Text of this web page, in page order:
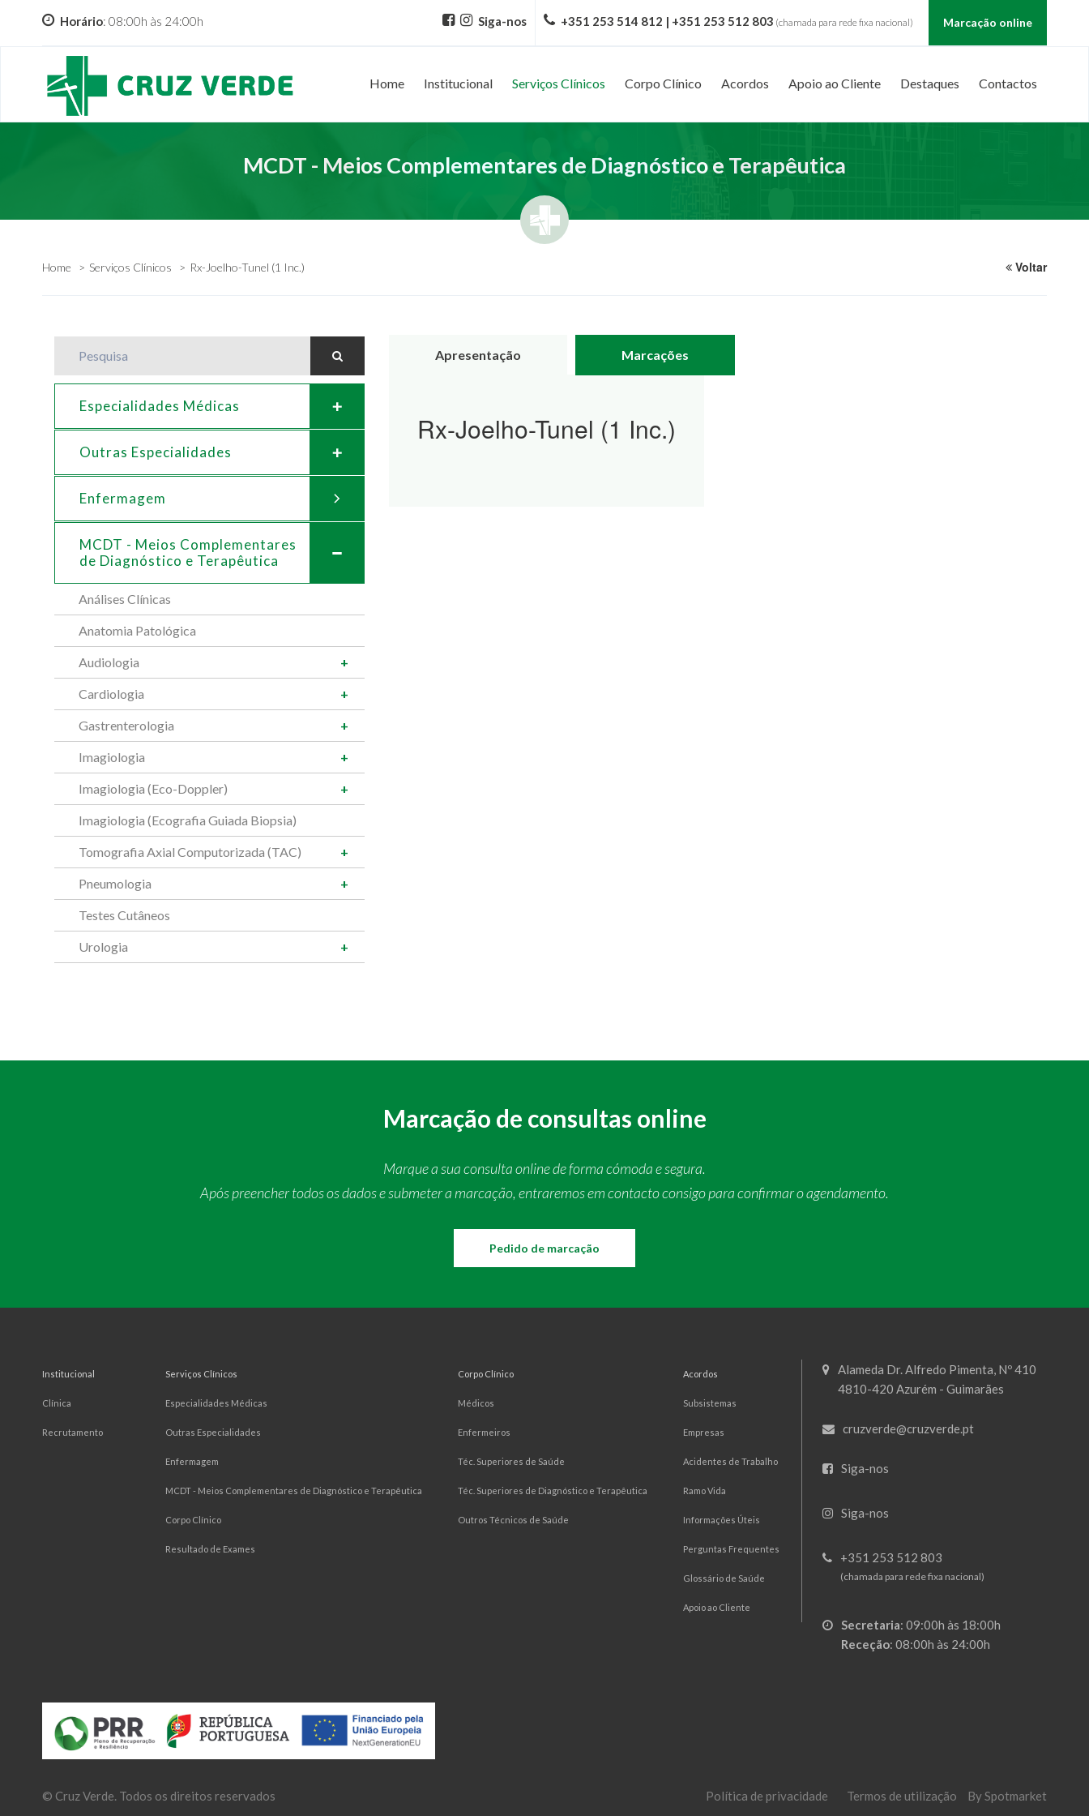
Horário: 08:00h às 24:00h Siga-nos +351 253 514 812 | +351 253 512 803 (chamada para rede fixa nacional) Marcação online
Home Institucional Serviços Clínicos Corpo Clínico Acordos Apoio ao Cliente Destaques Contactos
MCDT - Meios Complementares de Diagnóstico e Terapêutica
Home Serviços Clínicos Rx-Joelho-Tunel (1 Inc.) Voltar
Especialidades Médicas
Outras Especialidades
Enfermagem
MCDT - Meios Complementares
de Diagnóstico e Terapêutica
Análises Clínicas
Anatomia Patológica
Audiologia
Cardiologia
Gastrenterologia
Imagiologia
Imagiologia (Eco-Doppler)
Imagiologia (Ecografia Guiada Biopsia)
Tomografia Axial Computorizada (TAC)
Pneumologia
Testes Cutâneos
Urologia
Apresentação Marcações
Rx-Joelho-Tunel (1 Inc.)
Marcação de consultas online
Marque a sua consulta online de forma cómoda e segura.
Após preencher todos os dados e submeter a marcação, entraremos em contacto consigo para confirmar o agendamento.
Pedido de marcação
Institucional
Clínica
Recrutamento
Serviços Clínicos
Especialidades Médicas
Outras Especialidades
Enfermagem
MCDT - Meios Complementares de Diagnóstico e Terapêutica
Corpo Clínico
Resultado de Exames
Corpo Clínico
Médicos
Enfermeiros
Téc. Superiores de Saúde
Téc. Superiores de Diagnóstico e Terapêutica
Outros Técnicos de Saúde
Acordos
Subsistemas
Empresas
Acidentes de Trabalho
Ramo Vida
Informações Úteis
Perguntas Frequentes
Glossário de Saúde
Apoio ao Cliente
Alameda Dr. Alfredo Pimenta, Nº 410
4810-420 Azurém - Guimarães
cruzverde@cruzverde.pt
Siga-nos
Siga-nos
+351 253 512 803
(chamada para rede fixa nacional)
Secretaria: 09:00h às 18:00h
Receção: 08:00h às 24:00h
© Cruz Verde. Todos os direitos reservados Política de privacidade Termos de utilização By Spotmarket